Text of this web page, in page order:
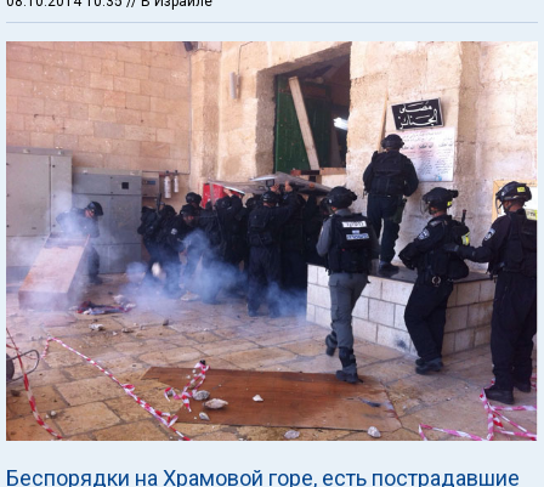
Беспорядки на Храмовой горе, есть пострадавшие